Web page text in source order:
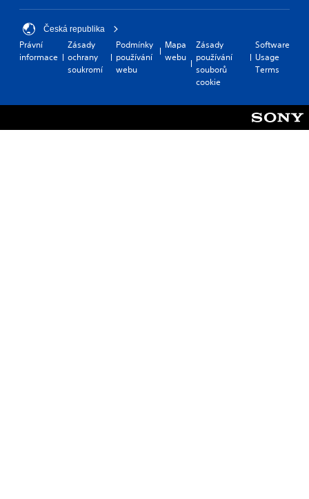
Česká republika
Právní
informace
Zásady
ochrany
soukromí
Podmínky
používání
webu
Mapa
webu
Zásady
používání
souborů
cookie
Software
Usage
Terms